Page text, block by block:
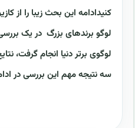
کنیدادامه این بحث زیبا را از
لوگوی برتر دنیا انجام گرفت،
سه نتیجه مهم این بررسی در